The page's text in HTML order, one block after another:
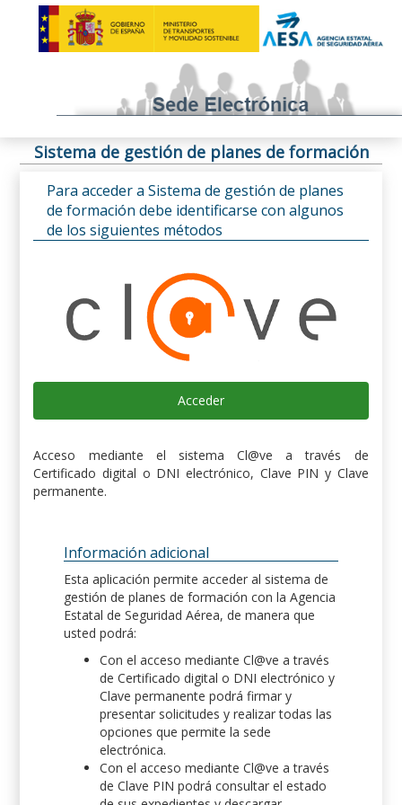
Sistema de gestión de planes de formación
Para acceder a Sistema de gestión de planes
de formación debe identificarse con algunos
de los siguientes métodos
Acceder
Acceso mediante el sistema Cl@ve a través de
Certificado digital o DNI electrónico, Clave PIN y Clave
permanente.
Información adicional
Esta aplicación permite acceder al sistema de
gestión de planes de formación con la Agencia
Estatal de Seguridad Aérea, de manera que
usted podrá:
Con el acceso mediante Cl@ve a través
de Certificado digital o DNI electrónico y
Clave permanente podrá firmar y
presentar solicitudes y realizar todas las
opciones que permite la sede
electrónica.
Con el acceso mediante Cl@ve a través
de Clave PIN podrá consultar el estado